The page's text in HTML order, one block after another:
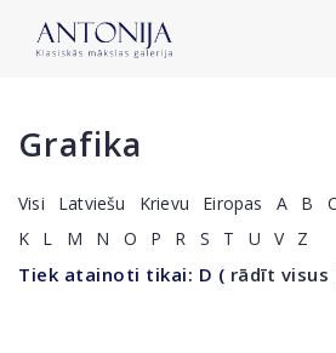
Grafika
Visi Latviešu Krievu Eiropas A B C
K
L M N O P R S T U V Z
Tiek atainoti tikai: D ( rādīt visus